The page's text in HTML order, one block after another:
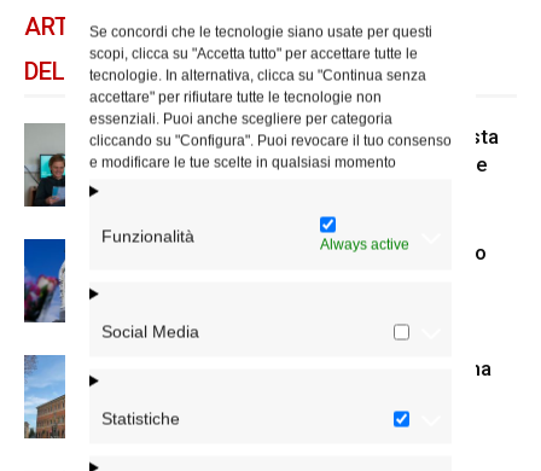
Se concordi che le tecnologie siano usate per questi
scopi, clicca su "Accetta tutto" per accettare tutte le
tecnologie. In alternativa, clicca su "Continua senza
accettare" per rifiutare tutte le tecnologie non
essenziali. Puoi anche scegliere per categoria
cliccando su "Configura". Puoi revocare il tuo consenso
e modificare le tue scelte in qualsiasi momento
Funzionalità Always active
Social Media
Statistiche
ARTICOLI CORRELATI
DELLO STESSO AUTORE
Scienze Applicate, la nuova proposta
dell’Istituto Paritario Sant’Apollinare
Dal 28 al 31 agosto il pellegrinaggio
Nuove nomine nella diocesi di Roma